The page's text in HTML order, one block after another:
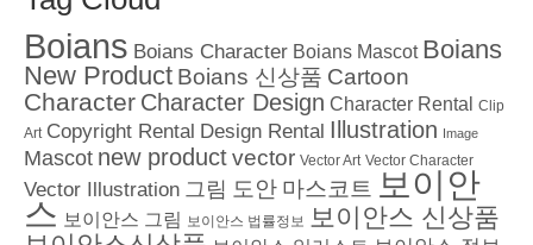
Boians Boians Character Boians Mascot Boians
New Product Boians 신상품 Cartoon
Character Character Design Character Rental
Clip
Art Copyright Rental Design Rental Illustration Image
Mascot new productvector Vector Art Vector Character
Vector Illustration 그림 도안 마스코트 보이안
스 보이안스 그림 보이안스 법률정보 보이안스 신상품